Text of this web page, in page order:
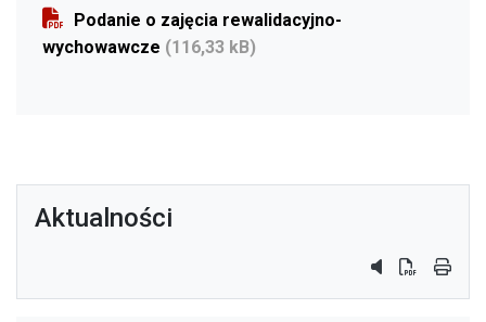
Podanie o zajęcia rewalidacyjno-
wychowawcze (116,33 kB)
Aktualności
przycisk do
przycisk